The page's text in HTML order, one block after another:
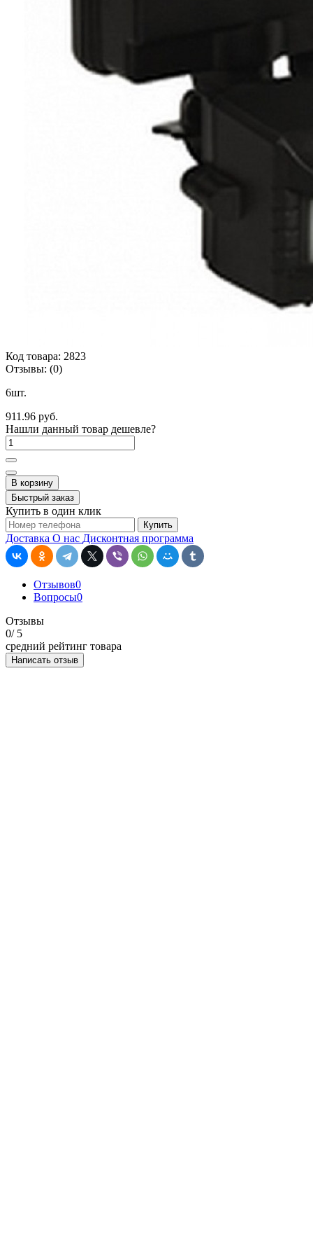
Код товара: 2823
Отзывы: (0)
6шт.
911.96 руб.
Нашли данный товар дешевле?
В корзину
Быстрый заказ
Купить в один клик
Купить
Доставка О нас Дисконтная программа
Отзывов0
Вопросы0
Отзывы
0/ 5
средний рейтинг товара
Написать отзыв